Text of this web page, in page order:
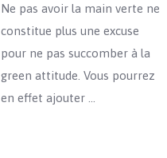
Ne pas avoir la main verte ne
constitue plus une excuse
pour ne pas succomber à la
green attitude. Vous pourrez
en effet ajouter …